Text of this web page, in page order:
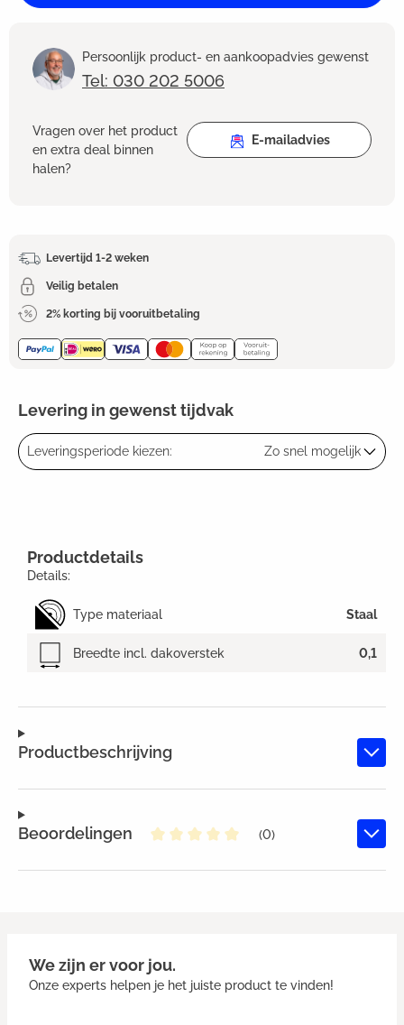
Persoonlijk product- en aankoopadvies gewenst
Tel: 030 202 5006
Vragen over het product
en extra deal binnen
halen?
E-mailadvies
Levertijd 1-2 weken
Veilig betalen
2% korting bij vooruitbetaling
Levering in gewenst tijdvak
Leveringsperiode kiezen: Zo snel mogelijk
Productbeschrijving
Beoordelingen
(0)
Productdetails
Details:
Type materiaal Staal
Breedte incl. dakoverstek 0,1
We zijn er voor jou.
Onze experts helpen je het juiste product te vinden!